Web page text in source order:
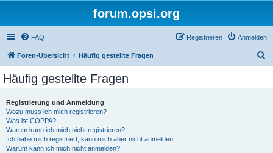
forum.opsi.org
FAQ Anmelden
Registrieren
Foren-Übersicht Häufig gestellte Fragen
Häufig gestellte Fragen
Registrierung und Anmeldung
Wozu muss ich mich registrieren?
Was ist COPPA?
Warum kann ich mich nicht registrieren?
Ich habe mich registriert, kann mich aber nicht anmelden!
Warum kann ich mich nicht anmelden?